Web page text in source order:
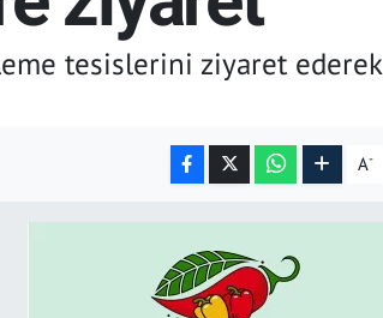
tesislerini ziyaret ederek
A-